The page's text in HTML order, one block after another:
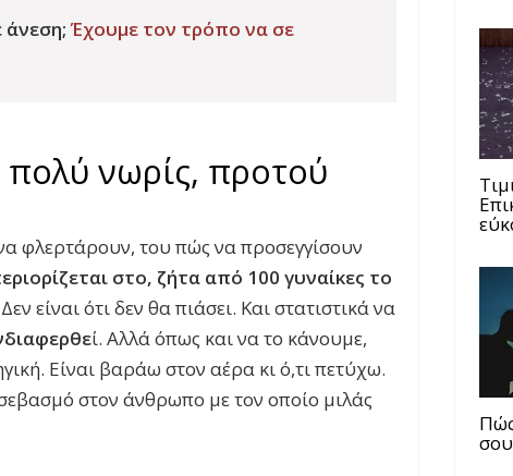
άνεση;Έχουμε τον τρόπο να σε
νωρίς, προτού
φλερτάρουν, του πώς να προσεγγίσουν
στο, ζήτα από 100 γυναίκες το
είναι ότι δεν θα πιάσει. Και στατιστικά να
ί. Αλλά όπως και να το κάνουμε,
Είναι βαράω στον αέρα κι ό,τι πετύχω.
στον άνθρωπο με τον οποίο μιλάς
σου